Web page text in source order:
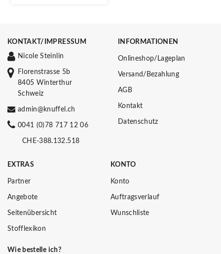
KONTAKT/IMPRESSUM
Nicole Steinlin
Florenstrasse 5b
8405 Winterthur
Schweiz
admin@knuffel.ch
0041 (0)78 717 12 06
CHE-388.132.518
INFORMATIONEN
Onlineshop/Lageplan
Versand/Bezahlung
AGB
Kontakt
Datenschutz
EXTRAS
Partner
Angebote
Seitenübersicht
Stofflexikon
KONTO
Konto
Auftragsverlauf
Wunschliste
Wie bestelle ich?